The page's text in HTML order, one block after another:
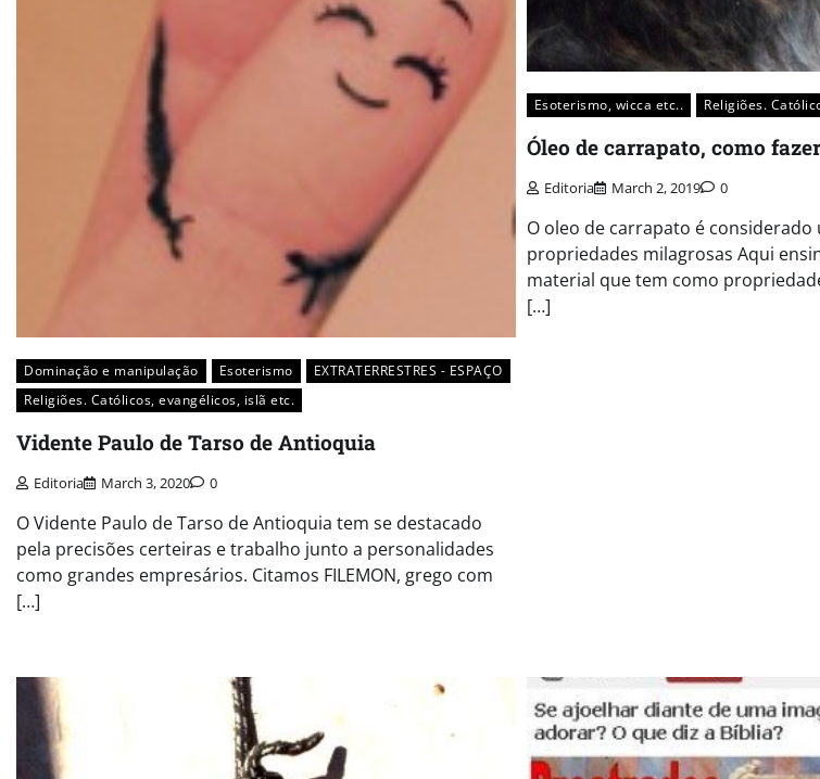
Dominação e manipulação Esoterismo
EXTRATERRESTRES - ESPAÇO
Religiões. Católicos, evangélicos, islã etc.
Vidente Paulo de Tarso de Antioquia
Editoria March 3, 2020 0
O Vidente Paulo de Tarso de Antioquia tem se destacado
pela precisões certeiras e trabalho junto a personalidades
como grandes empresários. Citamos FILEMON, grego com
[…]
Esoterismo, wicca etc.. Religiões.
Óleo de carrapato, como fazer
Editoria March 2, 2019 0
O oleo de carrapato é
propriedades milagrosas Aqui
material que tem como
[…]